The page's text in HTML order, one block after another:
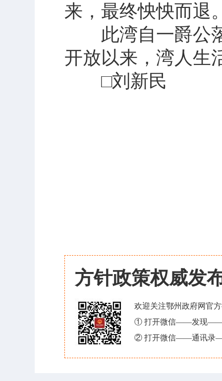
来，最终怏怏而退
此湾自一爵公落
开放以来，湾人生
□刘新民
方针政策权威发
欢迎关注鄂州政府网官
① 打开微信——发现——
② 打开微信——通讯录